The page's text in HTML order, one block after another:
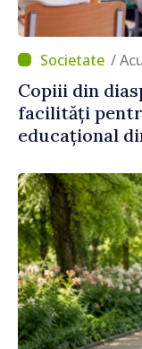
/
Copiii din
facilități
educațional